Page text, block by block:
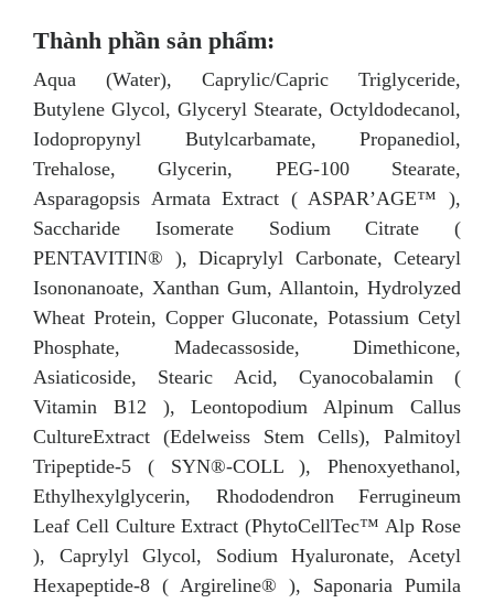
Thành phần sản phẩm:
Aqua (Water), Caprylic/Capric Triglyceride,
Butylene Glycol, Glyceryl Stearate, Octyldodecanol,
Iodopropynyl Butylcarbamate, Propanediol,
Trehalose, Glycerin, PEG-100 Stearate,
Asparagopsis Armata Extract ( ASPAR’AGE™ ),
Saccharide Isomerate Sodium Citrate (
PENTAVITIN® ), Dicaprylyl Carbonate, Cetearyl
Isononanoate, Xanthan Gum, Allantoin, Hydrolyzed
Wheat Protein, Copper Gluconate, Potassium Cetyl
Phosphate, Madecassoside, Dimethicone,
Asiaticoside, Stearic Acid, Cyanocobalamin (
Vitamin B12 ), Leontopodium Alpinum Callus
CultureExtract (Edelweiss Stem Cells), Palmitoyl
Tripeptide-5 ( SYN®-COLL ), Phenoxyethanol,
Ethylhexylglycerin, Rhododendron Ferrugineum
Leaf Cell Culture Extract (PhytoCellTec™ Alp Rose
), Caprylyl Glycol, Sodium Hyaluronate, Acetyl
Hexapeptide-8 ( Argireline® ), Saponaria Pumila